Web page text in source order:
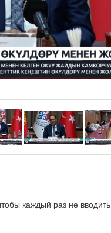
каждый раз не